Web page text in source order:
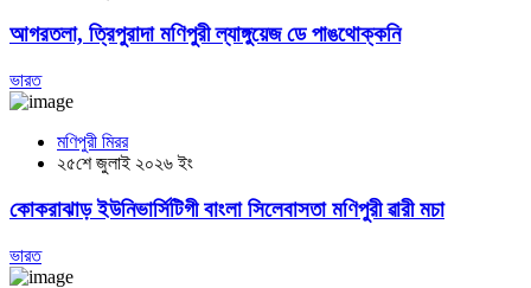
আগরতলা, ত্রিপুরাদা মণিপুরী ল্যাঙ্গুয়েজ ডে পাঙথোক্কনি
ভারত
মণিপুরী মিরর
২৫শে জুলাই ২০২৬ ইং
কোকরাঝাড় ইউনিভার্সিটিগী বাংলা সিলেবাসতা মণিপুরী ৱারী মচা
ভারত